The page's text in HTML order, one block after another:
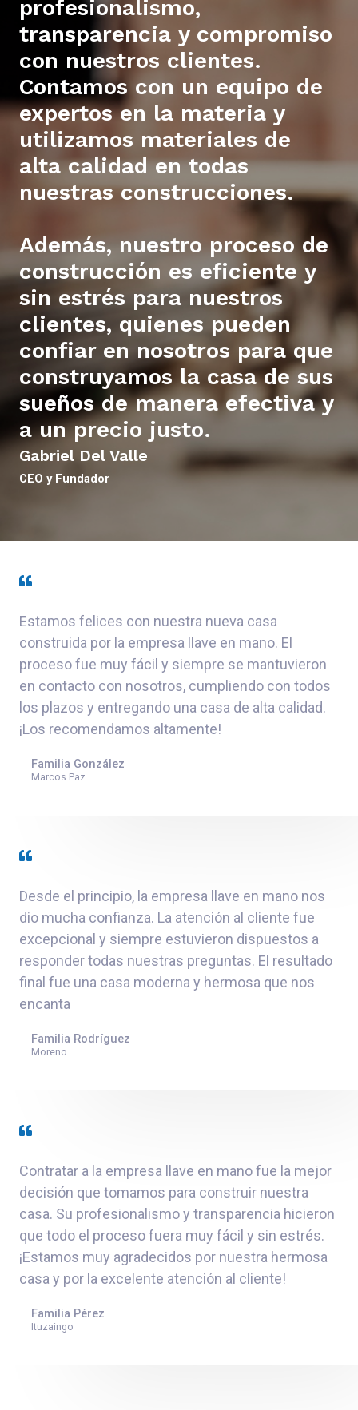
profesionalismo,
transparencia y compromiso
con nuestros clientes.
Contamos con un equipo de
expertos en la materia y
utilizamos materiales de
alta calidad en todas
nuestras construcciones.
Además, nuestro proceso de
construcción es eficiente y
sin estrés para nuestros
clientes, quienes pueden
confiar en nosotros para que
construyamos la casa de sus
sueños de manera efectiva y
a un precio justo.
Gabriel Del Valle
CEO y Fundador
Estamos felices con nuestra nueva casa
construida por la empresa llave en mano. El
proceso fue muy fácil y siempre se mantuvieron
en contacto con nosotros, cumpliendo con todos
los plazos y entregando una casa de alta calidad.
¡Los recomendamos altamente!
Familia González
Marcos Paz
Desde el principio, la empresa llave en mano nos
dio mucha confianza. La atención al cliente fue
excepcional y siempre estuvieron dispuestos a
responder todas nuestras preguntas. El resultado
final fue una casa moderna y hermosa que nos
encanta
Familia Rodríguez
Moreno
Contratar a la empresa llave en mano fue la mejor
decisión que tomamos para construir nuestra
casa. Su profesionalismo y transparencia hicieron
que todo el proceso fuera muy fácil y sin estrés.
¡Estamos muy agradecidos por nuestra hermosa
casa y por la excelente atención al cliente!
Familia Pérez
Ituzaingo